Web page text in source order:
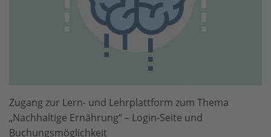
Zugang zur Lern- und Lehrplattform zum Thema
„Nachhaltige Ernährung“ – Login-Seite und
Buchungsmöglichkeit